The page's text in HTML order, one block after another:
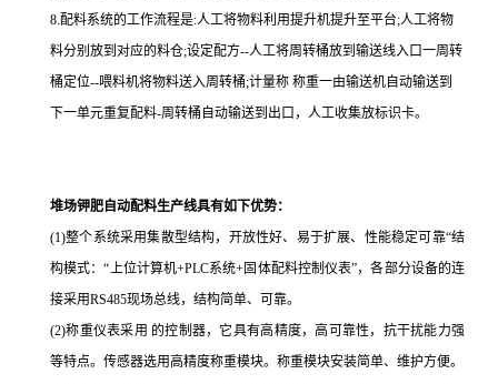
8.配料系统的工作流程是:人工将物料利用提升机提升至平台;人工将物
料分别放到对应的料仓;设定配方--人工将周转桶放到输送线入口一周转
桶定位--喂料机将物料送入周转桶;计量称 称重一由输送机自动输送到
下一单元重复配料-周转桶自动输送到出口，人工收集放标识卡。
堆场钾肥自动配料生产线具有如下优势：
(1)整个系统采用集散型结构，开放性好、易于扩展、性能稳定可靠“结
构模式：“上位计算机+PLC系统+固体配料控制仪表”，各部分设备的连
接采用RS485现场总线，结构简单、可靠。
(2)称重仪表采用 的控制器，它具有高精度，高可靠性，抗干扰能力强
等特点。传感器选用高精度称重模块。称重模块安装简单、维护方便。